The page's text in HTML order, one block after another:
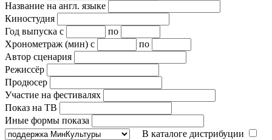
Название на англ. языке
Киностудия
Год выпуска с
по
Хронометраж (мин) с
по
Автор сценария
Режиссёр
Продюсер
Участие на фестивалях
Показ на ТВ
Иные формы показа
В каталоге дистрибуции